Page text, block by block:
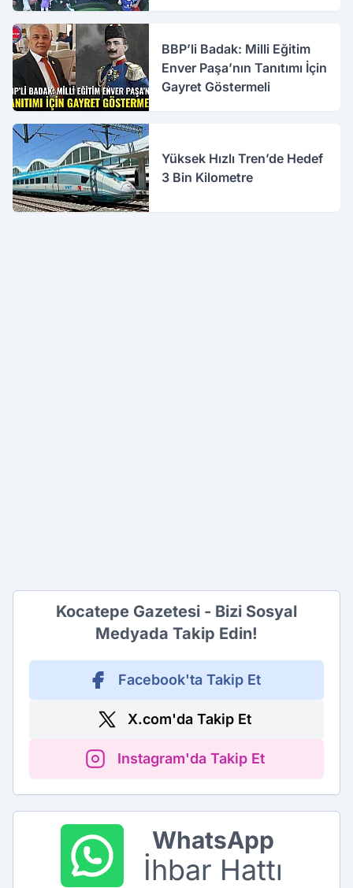
BBP’li Badak: Milli Eğitim
Enver Paşa’nın Tanıtımı İçin
Gayret Göstermeli
Yüksek Hızlı Tren’de Hedef
3 Bin Kilometre
Kocatepe Gazetesi - Bizi Sosyal
Medyada Takip Edin!
Facebook'ta Takip Et
X.com'da Takip Et
Instagram'da Takip Et
WhatsApp
İhbar Hattı